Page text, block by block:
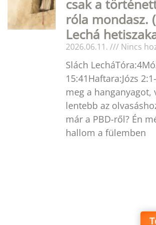
csak a
róla mondasz.
Lechá
2026.06.11. Nincs
Slách
15:41Haftara:Józs
meg a hanganyagot,
lentebb az
már a PBD-ről? Én
hallom a fülemben